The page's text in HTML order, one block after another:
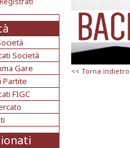
Società
Gare
Partite
FIGC
<< Torna indietro